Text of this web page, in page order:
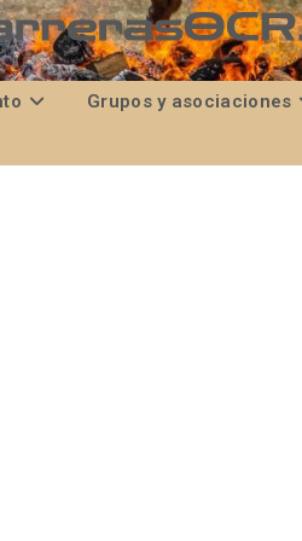
Grupos y asociaciones